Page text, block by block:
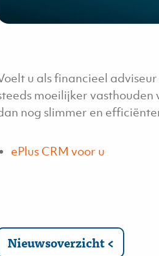
u als financieel
moeilijker
nog slimmer en
ePlus CRM voor u
Nieuwsoverzicht